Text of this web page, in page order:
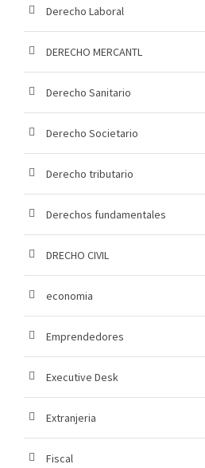
Derecho Laboral
DERECHO MERCANTL
Derecho Sanitario
Derecho Societario
Derecho tributario
Derechos fundamentales
DRECHO CIVIL
economia
Emprendedores
Executive Desk
Extranjeria
Fiscal